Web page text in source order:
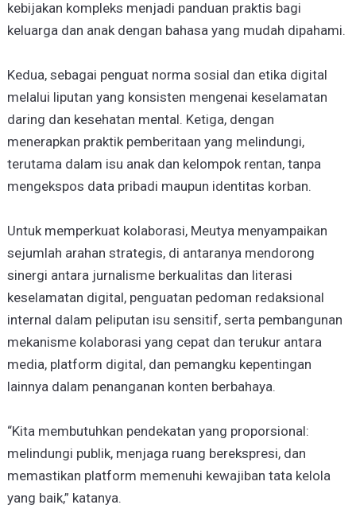
kebijakan kompleks menjadi panduan praktis bagi
keluarga dan anak dengan bahasa yang mudah dipahami.
Kedua, sebagai penguat norma sosial dan etika digital
melalui liputan yang konsisten mengenai keselamatan
daring dan kesehatan mental. Ketiga, dengan
menerapkan praktik pemberitaan yang melindungi,
terutama dalam isu anak dan kelompok rentan, tanpa
mengekspos data pribadi maupun identitas korban.
Untuk memperkuat kolaborasi, Meutya menyampaikan
sejumlah arahan strategis, di antaranya mendorong
sinergi antara jurnalisme berkualitas dan literasi
keselamatan digital, penguatan pedoman redaksional
internal dalam peliputan isu sensitif, serta pembangunan
mekanisme kolaborasi yang cepat dan terukur antara
media, platform digital, dan pemangku kepentingan
lainnya dalam penanganan konten berbahaya.
“Kita membutuhkan pendekatan yang proporsional:
melindungi publik, menjaga ruang berekspresi, dan
memastikan platform memenuhi kewajiban tata kelola
yang baik,” katanya.